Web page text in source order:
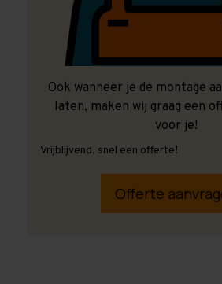
Ook wanneer je de montage
laten, maken wij graag een
voor je!
Vrijblijvend, snel een offerte!
Offerte